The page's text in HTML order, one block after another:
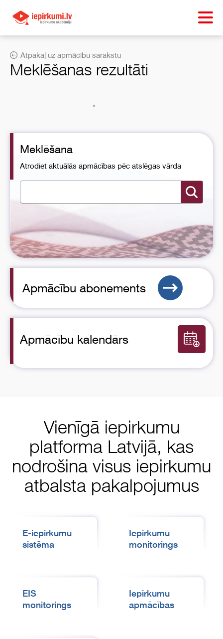
Atpakaļ uz apmācību sarakstu
Meklēšanas rezultāti
Meklēšana
Atrodiet aktuālās apmācības pēc atslēgas vārda
Apmācību abonements
Apmācību kalendārs
Vienīgā iepirkumu
platforma Latvijā, kas
nodrošina visus iepirkumu
atbalsta pakalpojumus
E-iepirkumu
sistēma
Iepirkumu
monitorings
EIS
monitorings
Iepirkumu
apmācības